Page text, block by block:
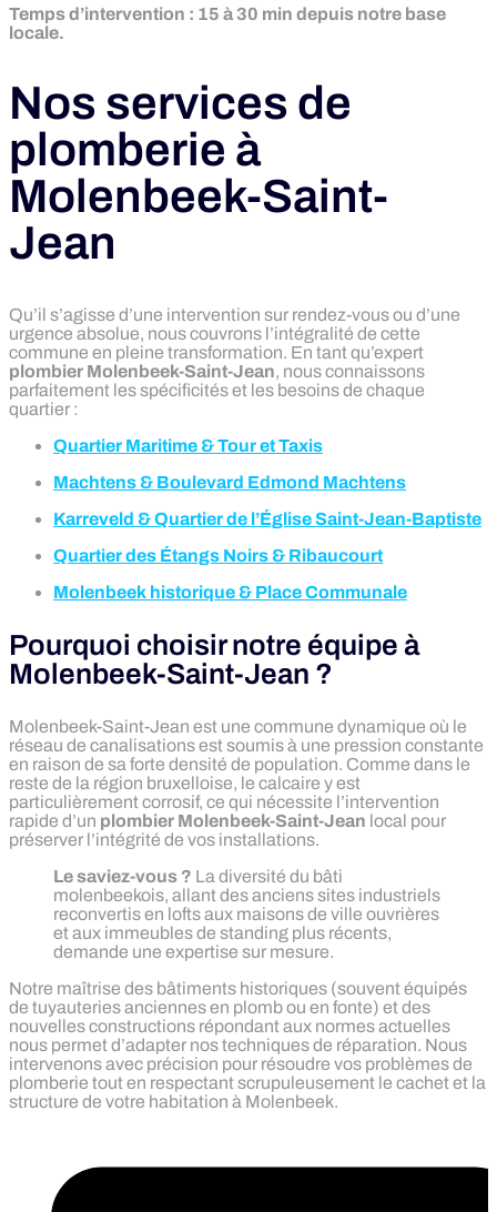
Temps d’intervention : 15 à 30 min depuis notre base
locale.
Nos services de
plomberie à
Molenbeek-Saint-
Jean
Qu’il s’agisse d’une intervention sur rendez-vous ou d’une
urgence absolue, nous couvrons l’intégralité de cette
commune en pleine transformation. En tant qu’expert
plombier Molenbeek-Saint-Jean, nous connaissons
parfaitement les spécificités et les besoins de chaque
quartier :
Quartier Maritime & Tour et Taxis
Machtens & Boulevard Edmond Machtens
Karreveld & Quartier de l’Église Saint-Jean-Baptiste
Quartier des Étangs Noirs & Ribaucourt
Molenbeek historique & Place Communale
Pourquoi choisir notre équipe à
Molenbeek-Saint-Jean ?
Molenbeek-Saint-Jean est une commune dynamique où le
réseau de canalisations est soumis à une pression constante
en raison de sa forte densité de population. Comme dans le
reste de la région bruxelloise, le calcaire y est
particulièrement corrosif, ce qui nécessite l’intervention
rapide d’un plombier Molenbeek-Saint-Jean local pour
préserver l’intégrité de vos installations.
Le saviez-vous ? La diversité du bâti
molenbeekois, allant des anciens sites industriels
reconvertis en lofts aux maisons de ville ouvrières
et aux immeubles de standing plus récents,
demande une expertise sur mesure.
Notre maîtrise des bâtiments historiques (souvent équipés
de tuyauteries anciennes en plomb ou en fonte) et des
nouvelles constructions répondant aux normes actuelles
nous permet d’adapter nos techniques de réparation. Nous
intervenons avec précision pour résoudre vos problèmes de
plomberie tout en respectant scrupuleusement le cachet et la
structure de votre habitation à Molenbeek.